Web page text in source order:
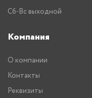
Сб-Вс выходной
Компания
О компании
Контакты
Реквизиты